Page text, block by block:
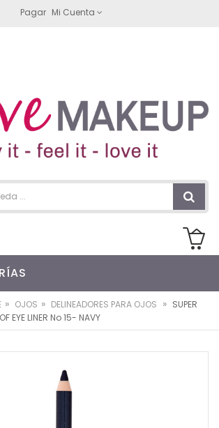
Pagar Mi Cuenta
» OJOS » DELINEADORES PARA OJOS » SUPER
EYE LINER No 15- NAVY